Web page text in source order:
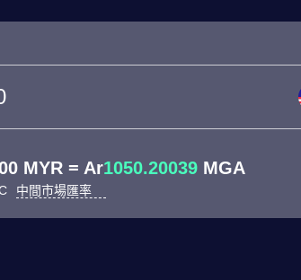
MYR = Ar1050.20039 MGA
中間市場匯率